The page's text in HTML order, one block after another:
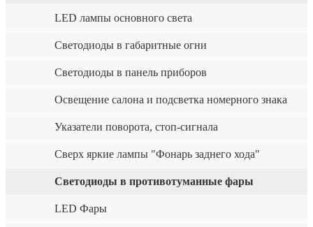
LED лампы основного света
Светодиоды в габаритные огни
Светодиоды в панель приборов
Освещение салона и подсветка номерного знака
Указатели поворота, стоп-сигнала
Сверх яркие лампы "Фонарь заднего хода"
Светодиоды в противотуманные фары
LED Фары